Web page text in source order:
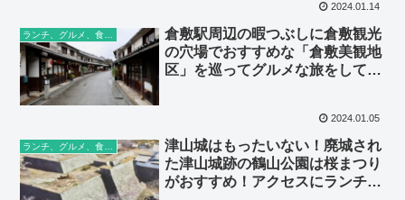
2024.01.14
倉敷駅周辺の暇つぶしに倉敷観光
の穴場でおすすめな「倉敷美観地
区」を巡ってグルメな旅をしてみ
2024.01.05
津山城はもったいない！廃城され
た津山城跡の鶴山公園は桜まつり
がおすすめ！アクセスにランチ情